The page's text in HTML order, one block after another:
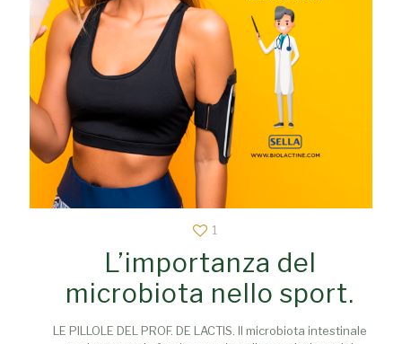
1
L’importanza del
microbiota nello sport.
LE PILLOLE DEL PROF. DE LACTIS. ll microbiota intestinale